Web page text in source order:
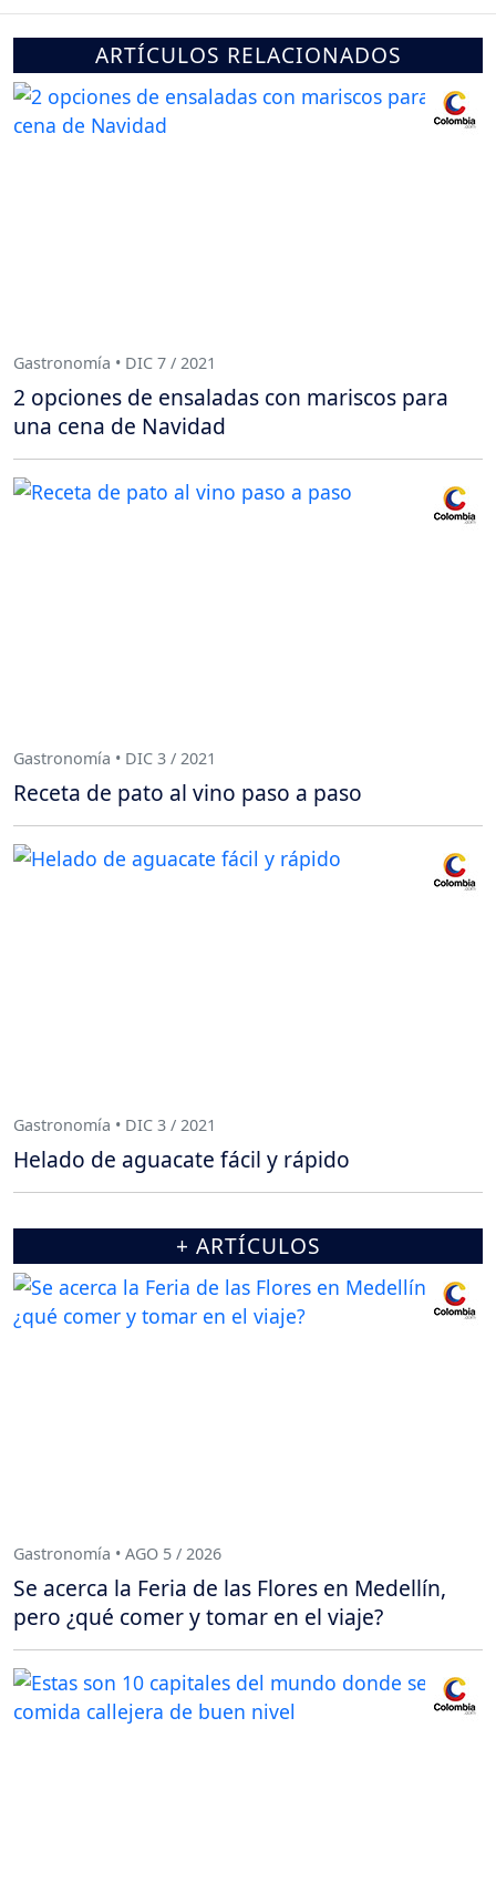
ARTÍCULOS RELACIONADOS
Gastronomía • DIC 7 / 2021
2 opciones de ensaladas con mariscos para
una cena de Navidad
Gastronomía • DIC 3 / 2021
Receta de pato al vino paso a paso
Gastronomía • DIC 3 / 2021
Helado de aguacate fácil y rápido
+ ARTÍCULOS
Gastronomía • AGO 5 / 2026
Se acerca la Feria de las Flores en Medellín,
pero ¿qué comer y tomar en el viaje?